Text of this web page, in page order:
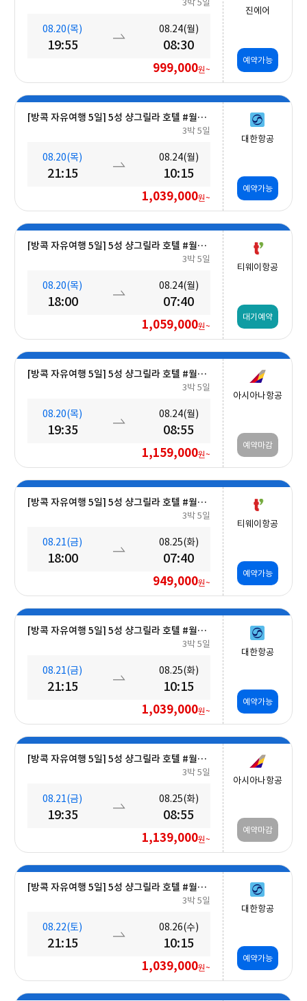
3박 5일
08.20(목)
19:55
08.24(월)
08:30
999,000원~
진에어
예약가능
[방콕 자유여행 5일] 5성 샹그릴라 호텔 #월드체인 #차오프라야강변 #조식포함 #호캉스 #도심접근성
3박 5일
08.20(목)
21:15
08.24(월)
10:15
1,039,000원~
대한항공
예약가능
[방콕 자유여행 5일] 5성 샹그릴라 호텔 #월드체인 #차오프라야강변 #조식포함 #호캉스 #도심접근성
3박 5일
08.20(목)
18:00
08.24(월)
07:40
1,059,000원~
티웨이항공
대기예약
[방콕 자유여행 5일] 5성 샹그릴라 호텔 #월드체인 #차오프라야강변 #조식포함 #호캉스 #도심접근성
3박 5일
08.20(목)
19:35
08.24(월)
08:55
1,159,000원~
아시아나항공
예약마감
[방콕 자유여행 5일] 5성 샹그릴라 호텔 #월드체인 #차오프라야강변 #조식포함 #호캉스 #도심접근성
3박 5일
08.21(금)
18:00
08.25(화)
07:40
949,000원~
티웨이항공
예약가능
[방콕 자유여행 5일] 5성 샹그릴라 호텔 #월드체인 #차오프라야강변 #조식포함 #호캉스 #도심접근성
3박 5일
08.21(금)
21:15
08.25(화)
10:15
1,039,000원~
대한항공
예약가능
[방콕 자유여행 5일] 5성 샹그릴라 호텔 #월드체인 #차오프라야강변 #조식포함 #호캉스 #도심접근성
3박 5일
08.21(금)
19:35
08.25(화)
08:55
1,139,000원~
아시아나항공
예약마감
[방콕 자유여행 5일] 5성 샹그릴라 호텔 #월드체인 #차오프라야강변 #조식포함 #호캉스 #도심접근성
3박 5일
08.22(토)
21:15
08.26(수)
10:15
1,039,000원~
대한항공
예약가능